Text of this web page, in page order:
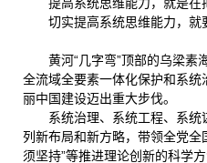
切实提高系统思维能力，
黄河“几字弯”顶部的乌梁素
全流域全要素一体化保护和系
丽中国建设迈出重大步伐。
系统治理、系统工程、系
列新布局和新方略，带领全党
须坚持”等推进理论创新的科学